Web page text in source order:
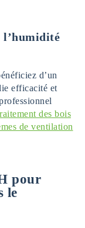
l’humidité
d’un
efficacité et
des bois
de ventilation
pour
le